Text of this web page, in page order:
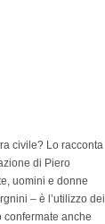
civile? Lo racconta
di Piero
uomini e donne
– è l’utilizzo dei
confermate anche